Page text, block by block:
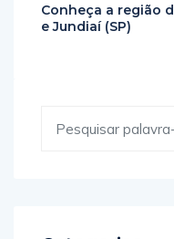
Conheça a região d
e Jundiaí (SP)